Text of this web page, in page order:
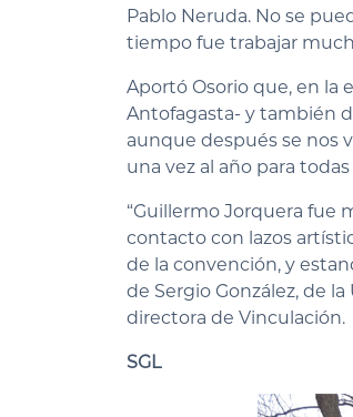
Pablo Neruda. No se
tiempo fue trabajar
Aportó Osorio que, en la
Antofagasta- y también
aunque después se nos
una vez al año para
“Guillermo Jorquera fue
contacto con lazos
de la convención, y
de Sergio González, de
directora de Vinculación.
SGL